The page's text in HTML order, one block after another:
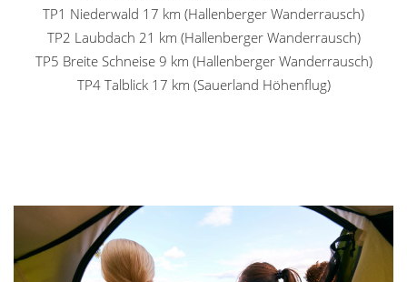
TP1 Niederwald 17 km (Hallenberger Wanderrausch)
TP2 Laubdach 21 km (Hallenberger Wanderrausch)
TP5 Breite Schneise 9 km (Hallenberger Wanderrausch)
TP4 Talblick 17 km (Sauerland Höhenflug)